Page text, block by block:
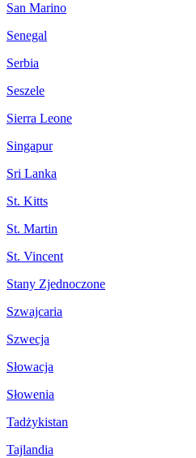
San Marino
Senegal
Serbia
Seszele
Sierra Leone
Singapur
Sri Lanka
St. Kitts
St. Martin
St. Vincent
Stany Zjednoczone
Szwajcaria
Szwecja
Słowacja
Słowenia
Tadżykistan
Tajlandia